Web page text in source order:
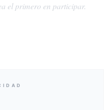
el primero en participar.